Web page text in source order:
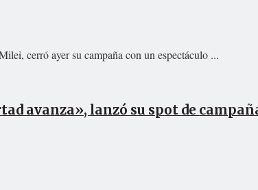
cerró ayer su campaña con un espectáculo ...
avanza», lanzó su spot de